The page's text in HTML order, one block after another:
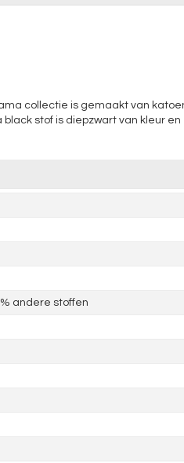
collectie is gemaakt van
stof is diepzwart van kleur en
andere stoffen